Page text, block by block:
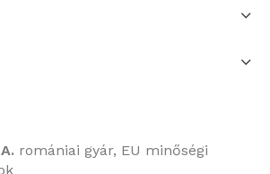
romániai gyár, EU minőségi